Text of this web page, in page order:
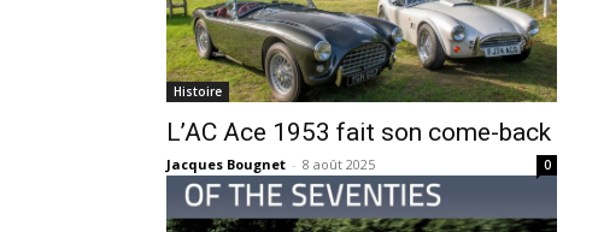
Histoire
L’AC Ace 1953 fait son come-back
Jacques Bougnet - 8 août 2025 0